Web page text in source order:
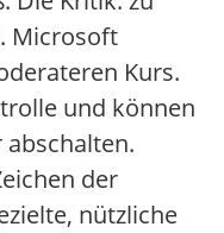
Microsoft
Kurs.
und können
der
nützliche